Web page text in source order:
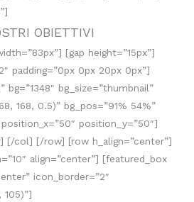
OBIETTIVI
[gap height=”15px”]
padding=”0px 0px 20px 0px”]
bg=”1348″ bg_size=”thumbnail”
168, 0.5)” bg_pos=”91% 54%”
position_y=”50″]
[/col] [/row] [row h_align=”center”]
align=”center”] [featured_box
icon_border=”2″